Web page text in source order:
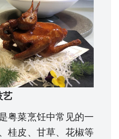
艺
粤菜烹饪中常见的一
桂皮、甘草、花椒等